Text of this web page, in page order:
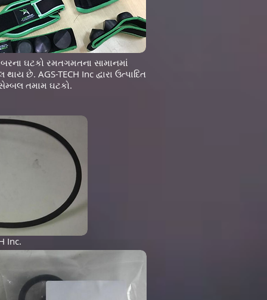
ઘટકો રમતગમતના સામાનમાં
છે. AGS-TECH Inc દ્વારા ઉત્પાદિત
તમામ ઘટકો.
Inc.